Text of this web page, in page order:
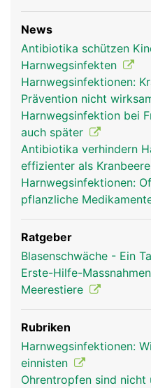
News
Antibiotika schützen
Harnwegsinfekten
Harnwegsinfektionen:
Prävention nicht
Harnwegsinfektion bei
auch später
Antibiotika verhindern
effizienter als
Harnwegsinfektionen:
pflanzliche
Ratgeber
Blasenschwäche - Ein
Erste-Hilfe-
Meerestiere
Rubriken
Harnwegsinfektionen:
einnisten
Ohrentropfen sind nicht